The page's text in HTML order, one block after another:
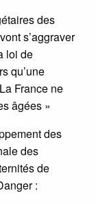
des
s’aggraver
loi de
qu’une
France ne
âgées »
des
des
de
: